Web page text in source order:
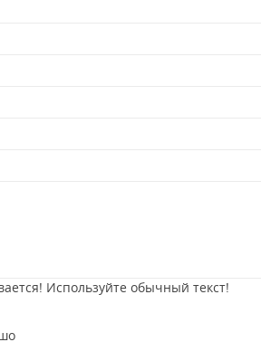
Используйте обычный текст!